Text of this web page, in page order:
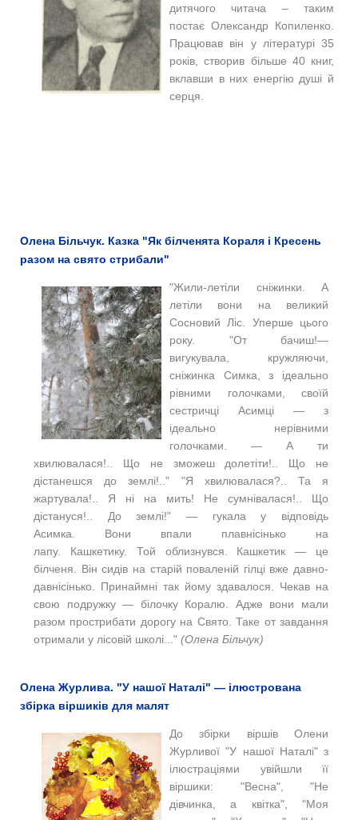
дитячого читача – таким
постає Олександр Копиленко.
Працював він у літературі 35
років, створив більше 40 книг,
вклавши в них енергію душі й
серця.
Олена Більчук. Казка "Як білченята Кораля і Кресень
разом на свято стрибали"
"Жили-летіли сніжинки. А
летіли вони на великий
Сосновий Ліс. Уперше цього
року. "От бачиш!—
вигукувала, кружляючи,
сніжинка Симка, з ідеально
рівними голочками, своїй
сестричці Асимці — з
ідеально нерівними
голочками. — А ти
хвилювалася!.. Що не зможеш долетіти!.. Що не
дістанешся до землі!.." "Я хвилювалася?.. Та я
жартувала!.. Я ні на мить! Не сумнівалася!.. Що
дістануся!.. До землі!" — гукала у відповідь
Асимка. Вони впали плавнісінько на
лапу. Кашкетику. Той облизнувся. Кашкетик — це
білченя. Він сидів на старій поваленій гілці вже давно-
давнісінько. Принаймні так йому здавалося. Чекав на
свою подружку — білочку Коралю. Адже вони мали
разом прострибати дорогу на Свято. Таке от завдання
отримали у лісовій школі..." (Олена Більчук)
Олена Журлива. "У нашої Наталі" — ілюстрована
збірка віршиків для малят
До збірки віршів Олени
Журливої "У нашої Наталі" з
ілюстраціями увійшли її
віршики: "Весна", "Не
дівчинка, а квітка", "Моя